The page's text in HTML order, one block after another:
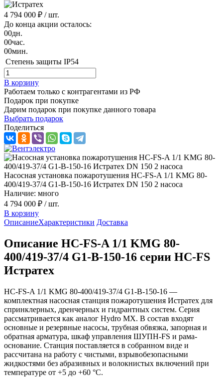
4 794 000 ₽ / шт.
До конца акции осталось:
00дн.
00час.
00мин.
Степень защиты IP54
В корзину
Работаем только с контрагентами из РФ
Подарок при покупке
Дарим подарок при покупке данного товара
Выбрать подарок
Поделиться
Насосная установка пожаротушения HC-FS-A 1/1 KMG 80-
400/419-37/4 G1-B-150-16 Истратех DN 150 2 насоса
Наличие: много
4 794 000 ₽ / шт.
В корзину
ОписаниеХарактеристики Доставка
Описание HC-FS-A 1/1 KMG 80-
400/419-37/4 G1-B-150-16 серии HC-FS
Истратех
HC-FS-A 1/1 KMG 80-400/419-37/4 G1-B-150-16 —
комплектная насосная станция пожаротушения Истратех для
спринклерных, дренчерных и гидрантных систем. Серия
рассматривается как аналог Hydro MX. В состав входят
основные и резервные насосы, трубная обвязка, запорная и
обратная арматура, шкаф управления ШУПН-FS и рама-
основание. Станция поставляется в собранном виде и
рассчитана на работу с чистыми, взрывобезопасными
жидкостями без абразивных и волокнистых включений при
температуре от +5 до +60 °С.